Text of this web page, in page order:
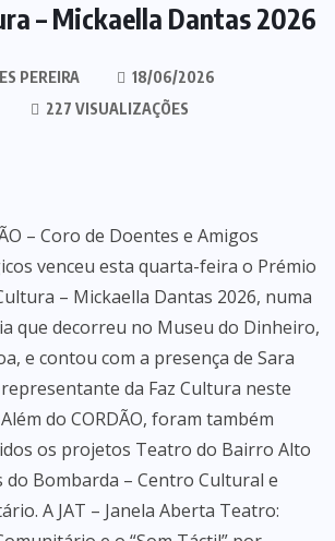
– Mickaella Dantas 2026
PEREIRA
18/06/2026
227 VISUALIZAÇÕES
– Coro de Doentes e Amigos
venceu esta quarta-feira o Prémio
– Mickaella Dantas 2026, numa
que decorreu no Museu do Dinheiro,
e contou com a presença de Sara
da Faz Cultura neste
do CORDÃO, foram também
os projetos Teatro do Bairro Alto
do Bombarda – Centro Cultural e
A JAT – Janela Aberta Teatro: